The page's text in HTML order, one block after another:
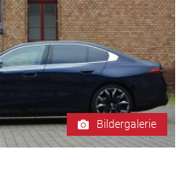
Bildergalerie